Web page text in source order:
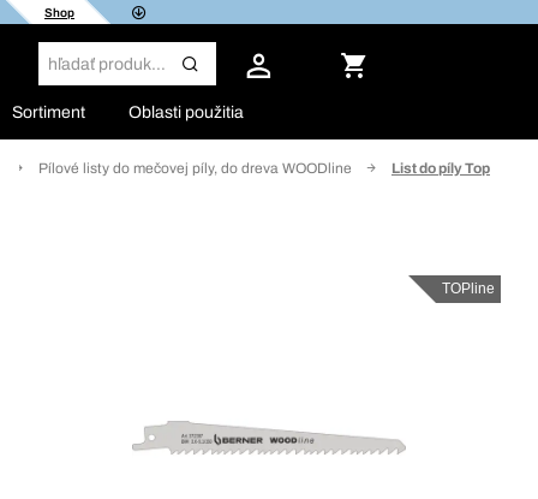
Shop
Sortiment Oblasti použitia
Pílové listy do mečovej píly, do dreva WOODline List do píly Top
TOPline